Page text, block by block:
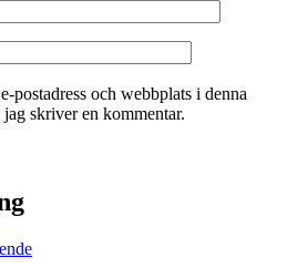
postadress och webbplats i denna
skriver en kommentar.